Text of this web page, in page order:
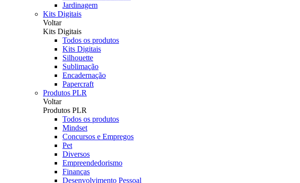
Jardinagem
Kits Digitais
Voltar
Kits Digitais
Todos os produtos
Kits Digitais
Silhouette
Sublimação
Encadernação
Papercraft
Produtos PLR
Voltar
Produtos PLR
Todos os produtos
Mindset
Concursos e Empregos
Pet
Diversos
Empreendedorismo
Finanças
Desenvolvimento Pessoal